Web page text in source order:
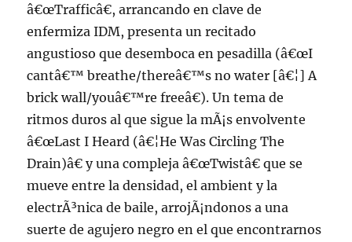
â€œTrafficâ€, arrancando en clave de
enfermiza IDM, presenta un recitado
angustioso que desemboca en pesadilla (â€œI
cantâ€™ breathe/thereâ€™s no water [â€¦] A
brick wall/youâ€™re freeâ€). Un tema de
ritmos duros al que sigue la mÃ¡s envolvente
â€œLast I Heard (â€¦He Was Circling The
Drain)â€ y una compleja â€œTwistâ€ que se
mueve entre la densidad, el ambient y la
electrÃ³nica de baile, arrojÃ¡ndonos a una
suerte de agujero negro en el que encontrarnos